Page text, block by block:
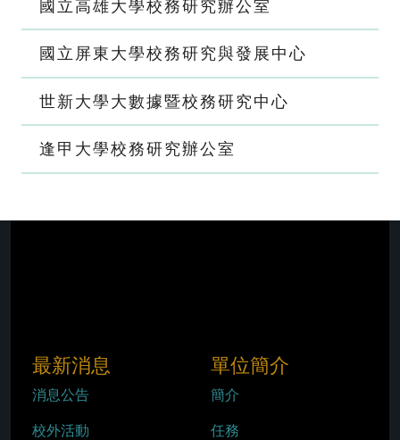
國立高雄大學校務研究辦公室
國立屏東大學校務研究與發展中心
世新大學大數據暨校務研究中心
逢甲大學校務研究辦公室
最新消息
消息公告
校外活動
單位簡介
簡介
任務